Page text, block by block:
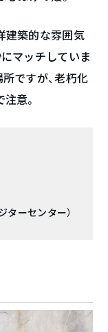
建築的な雰囲気
マッチしていま
ですが、老朽化
意。
ターセンター）